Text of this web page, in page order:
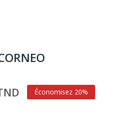
Économisez 20%